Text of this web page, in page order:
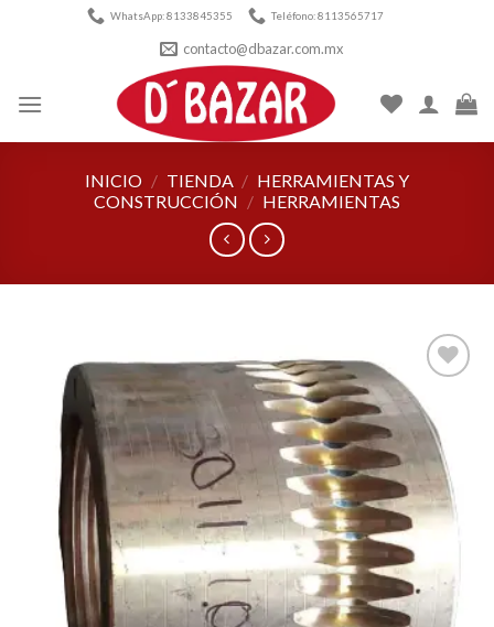
WhatsApp: 8133845355 Teléfono: 8113565717
contacto@dbazar.com.mx
INICIO / TIENDA / HERRAMIENTAS Y
CONSTRUCCIÓN / HERRAMIENTAS
Añadir
a la
lista de
deseos